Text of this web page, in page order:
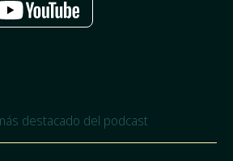
destacado del podcast